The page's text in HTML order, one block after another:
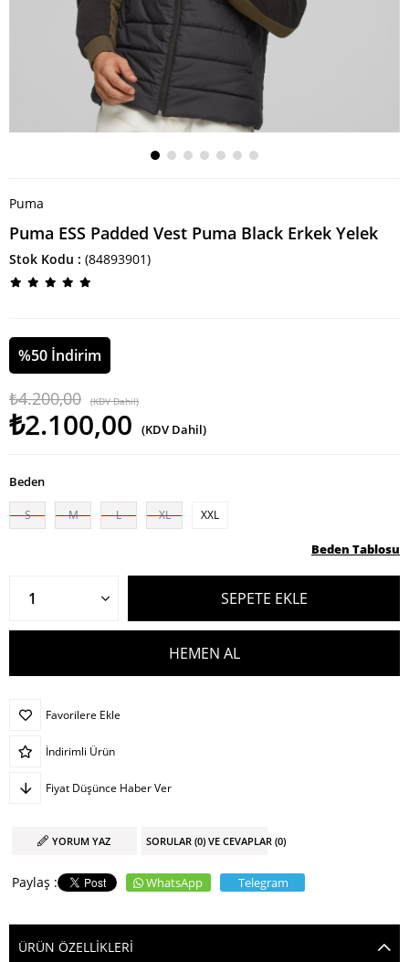
Puma
Puma ESS Padded Vest Puma Black Erkek Yelek
Stok Kodu (84893901)
%50 İndirim
₺4.200,00 (KDV Dahil)
₺2.100,00 (KDV Dahil)
Beden
S M L XL XXL
Beden Tablosu
Favorilere Ekle
İndirimli Ürün
Fiyat Düşünce Haber Ver
YORUM YAZ SORULAR (0) VE CEVAPLAR (0)
WhatsApp Telegram
ÜRÜN ÖZELLIKLERI